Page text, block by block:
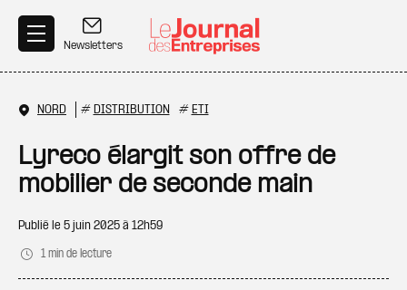
Newsletters
NORD # DISTRIBUTION # ETI
Lyreco élargit son offre de
mobilier de seconde main
Publié le 5 juin 2025 à 12h59
1 min de lecture